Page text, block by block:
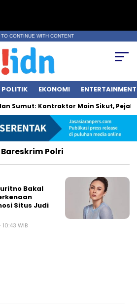
CONTINUE WITH CONTENT
POLITIK EKONOMI ENTERTAINMENT
Sumut: Kontraktor Main Sikut,
Polri
Bakal
Situs Judi
WIB